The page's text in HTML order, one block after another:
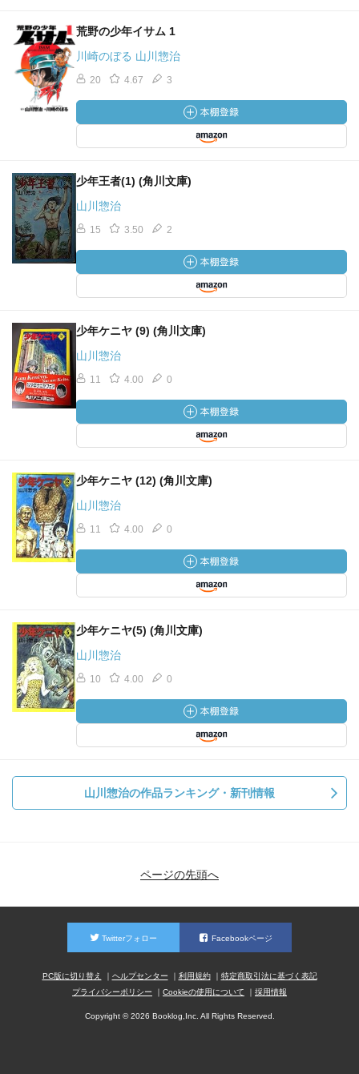
荒野の少年イサム 1
川崎のぼる 山川惣治
20 4.67 3
少年王者(1) (角川文庫)
山川惣治
15 3.50 2
少年ケニヤ (9) (角川文庫)
山川惣治
11 4.00 0
少年ケニヤ (12) (角川文庫)
山川惣治
11 4.00 0
少年ケニヤ(5) (角川文庫)
山川惣治
10 4.00 0
山川惣治の作品ランキング・新刊情報
ページの先頭へ
Twitterフォロー Facebookページ
PC版に切り替え ヘルプセンター 利用規約
特定商取引法に基づく表記
プライバシーポリシー
Cookieの使用について 採用情報
Copyright © 2026 Booklog,Inc. All Rights Reserved.